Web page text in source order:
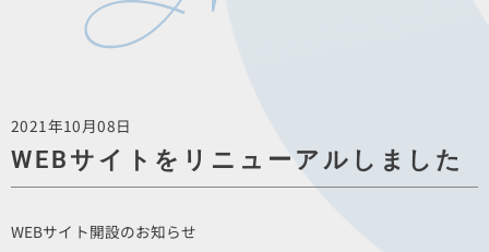
2021年10月08日
WEBサイトをリニューアルしました
WEBサイト開設のお知らせ